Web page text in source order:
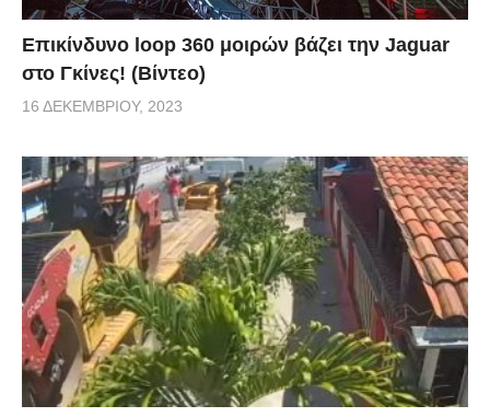
Επικίνδυνο loop 360 μοιρών βάζει την Jaguar
στο Γκίνες! (Βίντεο)
16 ΔΕΚΕΜΒΡΊΟΥ, 2023